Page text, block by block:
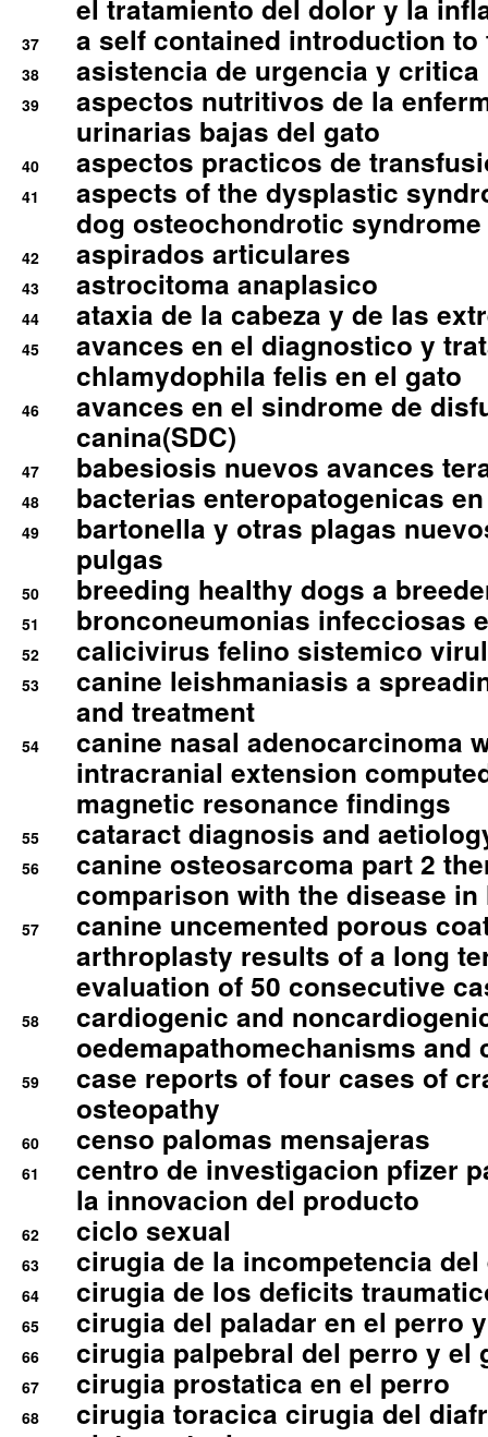
el tratamiento del dolor y la
37 a self contained introduction
38 asistencia de urgencia y
39
aspectos nutritivos de la
urinarias bajas del gato
40 aspectos practicos de
41
aspects of the dysplastic
dog osteochondrotic syndrome
42 aspirados articulares
43 astrocitoma anaplasico
44 ataxia de la cabeza y de las
45
avances en el diagnostico y
chlamydophila felis en el gato
46
avances en el sindrome de
canina(SDC)
47 babesiosis nuevos avances
48 bacterias enteropatogenicas
49
bartonella y otras plagas
pulgas
50 breeding healthy dogs a
51 bronconeumonias infecciosas
52 calicivirus felino sistemico
53
canine leishmaniasis a
and treatment
54
canine nasal adenocarcinoma
intracranial extension
magnetic resonance findings
55 cataract diagnosis and
56
canine osteosarcoma part 2
comparison with the disease in
57
canine uncemented porous
arthroplasty results of a long
evaluation of 50 consecutive
58
cardiogenic and
oedemapathomechanisms and
59
case reports of four cases of
osteopathy
60 censo palomas mensajeras
61
centro de investigacion pfizer
la innovacion del producto
62 ciclo sexual
63 cirugia de la incompetencia
64 cirugia de los deficits
65 cirugia del paladar en el perro
66 cirugia palpebral del perro y el
67 cirugia prostatica en el perro
68 cirugia toracica cirugia del